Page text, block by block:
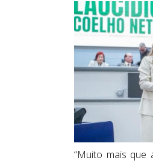
“Muito mais que